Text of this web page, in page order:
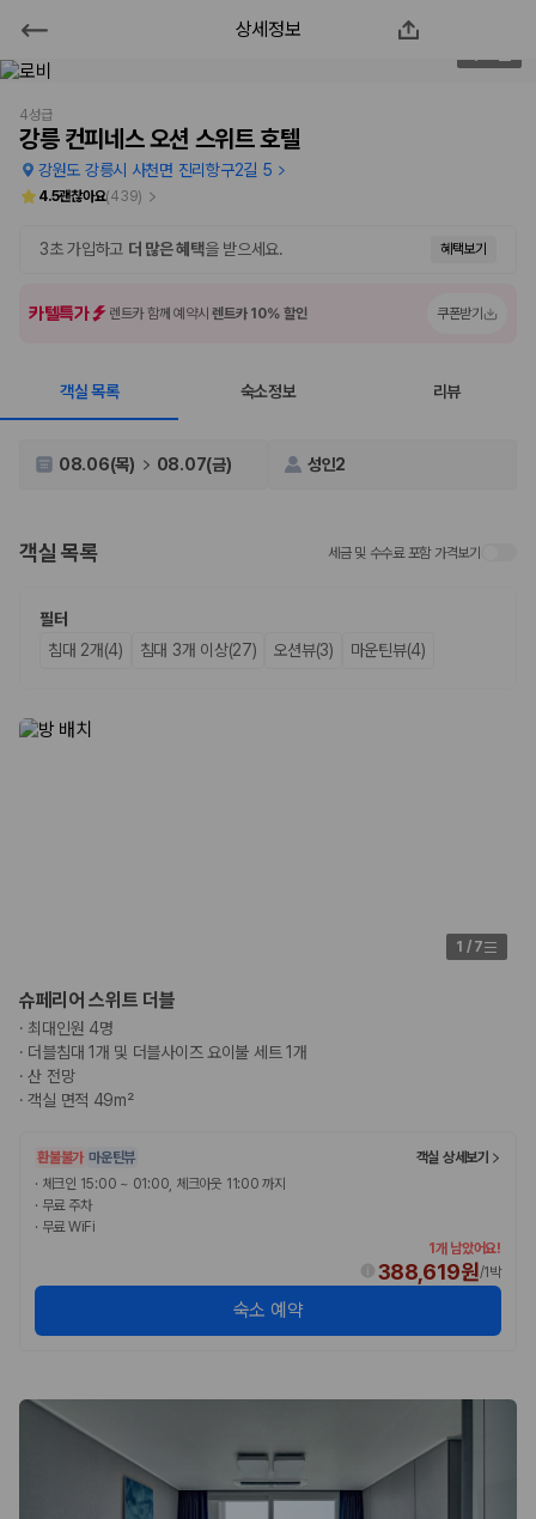
강릉 컨피네스 오션 스위트 호텔
2000만 이용고객이 선택한 제주 렌트카 가격비교 플랫폼
제주렌트카 가격비교는 카모아에서 한 번에
제주도 렌트카는 업체마다 차량 가격, 보험 조건, 면책금, 보상 한도, 인수
장소, 취소 규정이 다릅니다. 카모아는 여러 제주 렌트카 업체의 조건을 한
업체별 가격비교:
제주 렌트카 업체별 실시간 예약 가능 차량과 요금
차종별 최저가 비교:
인원에 맞는 차종별 가격을 비교합니다.
보험 조건 비교:일반자차, 완전자차, 슈퍼자차의 면책금과 보상 한
확인합니다.
실시간 예약:
제주렌트카 최저가는 차량 기본요금만으로 판단하기 어렵습니다. 보험 포
함 여부, 면책금, 보상 한도, 옵션 비용, 취소 수수료를 함께 확인해야 실제
로 저렴한 차량을 고를 수 있습니다.
2. 보험 조건은 가격만큼 중요합니다
완전자차와 슈퍼자차는 업체별 보장 범위가 다를 수 있습니다. 카모아에서
는 제주 렌트카 가격과 함께 보험 조건을 비교해 여행 스타일에 맞는 보장
3. 제주공항 접근성과 셔틀 조건을 함께 확인하세요
제주 렌트카는 차량 인수 위치와 셔틀 편의성에 따라 실제 이용 만족도가
달라집니다. 공항에서 렌트카 사무실까지의 이동 조건을 가격과 함께 비교
제주도 렌트카 차종별 가격비교
혼자 또는 2인 여행에 적합하며 제주 렌트카 최저가를 찾는 사용자
가 가장 먼저 비교하는 차종입니다.
준중형·중형차
커플·친구 여행에서 많이 선택되며 가격과 승차감의 균형이 좋은 차
상세정보
4성급
강릉 컨피네스 오션 스위트 호텔
강원도 강릉시 사천면 진리항구2길 5
4.5괜찮아요(439)
3초 가입하고 더 많은 혜택을 받으세요. 혜택보기
카텔특가 렌트카 함께 예약시렌트카 10% 할인 쿠폰받기
객실 목록 숙소정보 리뷰
08.06(목) 08.07(금) 성인2
객실 목록 세금 및 수수료 포함 가격보기
필터
침대 2개(4)
침대 3개 이상(27) 오션뷰(3) 마운틴뷰(4)
1 / 7
슈페리어 스위트 더블
· 최대인원 4명
· 더블침대 1개 및 더블사이즈 요이불 세트 1개
·산 전망
·객실 면적 49m²
환불불가 마운틴뷰
객실 상세보기
· 체크인 15:00 ~ 01:00, 체크아웃 11:00 까지
· 무료 주차
· 무료 WiFi
1개 남았어요!
388,619원/1박
숙소 예약